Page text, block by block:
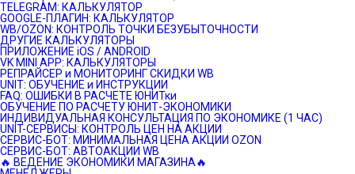
TELEGRAM: КАЛЬКУЛЯТОР
GOOGLE-ПЛАГИН: КАЛЬКУЛЯТОР
WB/OZON: КОНТРОЛЬ ТОЧКИ БЕЗУБЫТОЧНОСТИ
ДРУГИЕ КАЛЬКУЛЯТОРЫ
ПРИЛОЖЕНИЕ iOS / ANDROID
VK MINI APP: КАЛЬКУЛЯТОРЫ
РЕПРАЙСЕР и МОНИТОРИНГ СКИДКИ WB
UNIT: ОБУЧЕНИЕ и ИНСТРУКЦИИ
FAQ: ОШИБКИ В РАСЧЕТЕ ЮНИТки
ОБУЧЕНИЕ ПО РАСЧЕТУ ЮНИТ-ЭКОНОМИКИ
ИНДИВИДУАЛЬНАЯ КОНСУЛЬТАЦИЯ ПО ЭКОНОМИКЕ (1 ЧАС)
UNIT-СЕРВИСЫ: КОНТРОЛЬ ЦЕН НА АКЦИИ
СЕРВИС-БОТ: МИНИМАЛЬНАЯ ЦЕНА АКЦИИ OZON
СЕРВИС-БОТ: АВТОАКЦИИ WB
🔥 ВЕДЕНИЕ ЭКОНОМИКИ МАГАЗИНА🔥